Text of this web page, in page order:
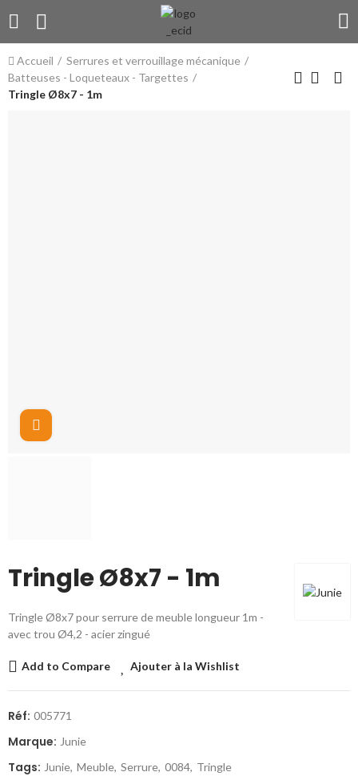
Accueil
Serrures et verrouillage mécanique
Batteuses - Loqueteaux - Targettes
Tringle Ø8x7 - 1m
Tringle Ø8x7 - 1m
Tringle Ø8x7 pour serrure de meuble longueur 1m -
avec trou Ø4,2 - acier zingué
Add to Compare Ajouter à la Wishlist
Réf: 005771
Marque: Junie
Tags: Junie Meuble Serrure 0084 Tringle